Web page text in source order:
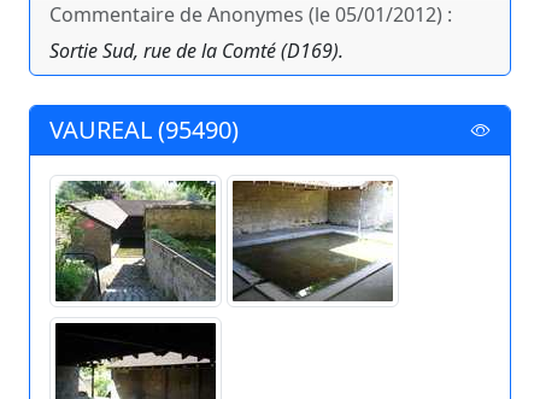
Commentaire de Anonymes (le 05/01/2012) :
Sortie Sud, rue de la Comté (D169).
VAUREAL (95490)